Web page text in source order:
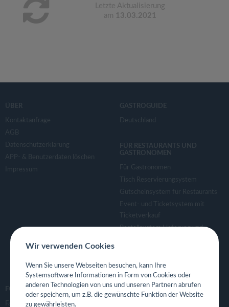
Letzte Aktualisierung
am 13.03.2021
ÜBER
Kontaktanfrage
AGB
Datenschutzerklärung
APP- & Benutzerdaten löschen
Impressum
GASTROGUIDE
Deutschland
FÜR RESTAURANTS UND
GASTRONOMEN
Für Gastronomen
Tisch Reservierungsystem
Gutscheinsystem für Restaurants
Event- und Ticketsystem mit
Ticketverkauf
Bestellsystem Lieferung und
Eigene App für Restaurant
FOLGE UNS
Facebook
Wir verwenden Cookies
Wenn Sie unsere Webseiten besuchen, kann Ihre
Systemsoftware Informationen in Form von Cookies oder
anderen Technologien von uns und unseren Partnern abrufen
oder speichern, um z.B. die gewünschte Funktion der Website
zu gewährleisten.